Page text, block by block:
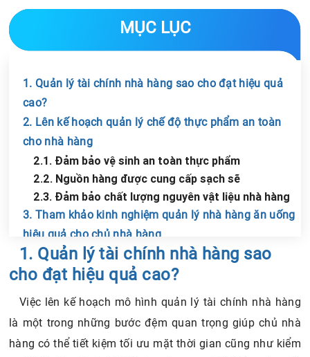
MỤC LỤC
1. Quản lý tài chính nhà hàng sao cho đạt hiệu quả
cao?
2. Lên kế hoạch quản lý chế độ thực phẩm an toàn
cho nhà hàng
2.1. Đảm bảo vệ sinh an toàn thực phẩm
2.2. Nguồn hàng được cung cấp sạch sẽ
2.3. Đảm bảo chất lượng nguyên vật liệu nhà hàng
3. Tham khảo kinh nghiệm quản lý nhà hàng ăn uống
hiệu quả cho chủ nhà hàng
3.1. Điều hành nhân viên tại nhà hàng
3.2. Lập bảng kế hoạch các nhiệm vụ cần làm
động làm việc của nhân viên
3.4. Nhà vệ sinh sạch sẽ
Chia sẻ tin với bạn bè
1. Quản lý tài chính nhà hàng sao
cho đạt hiệu quả cao?
Việc lên kế hoạch mô hình quản lý tài chính nhà hàng
là một trong những bước đệm quan trọng giúp chủ nhà
hàng có thể tiết kiệm tối ưu mặt thời gian cũng như kiểm